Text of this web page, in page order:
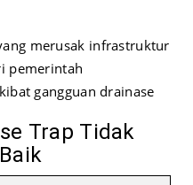
merusak infrastruktur
pemerintah
gangguan drainase
Trap Tidak